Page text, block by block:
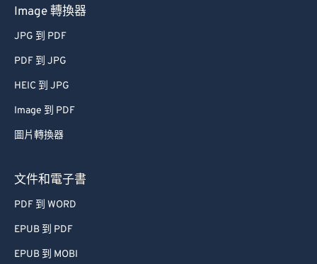
Image 轉換器
JPG 到 PDF
PDF 到 JPG
HEIC 到 JPG
Image 到 PDF
圖片轉換器
文件和電子書
PDF 到 WORD
EPUB 到 PDF
EPUB 到 MOBI